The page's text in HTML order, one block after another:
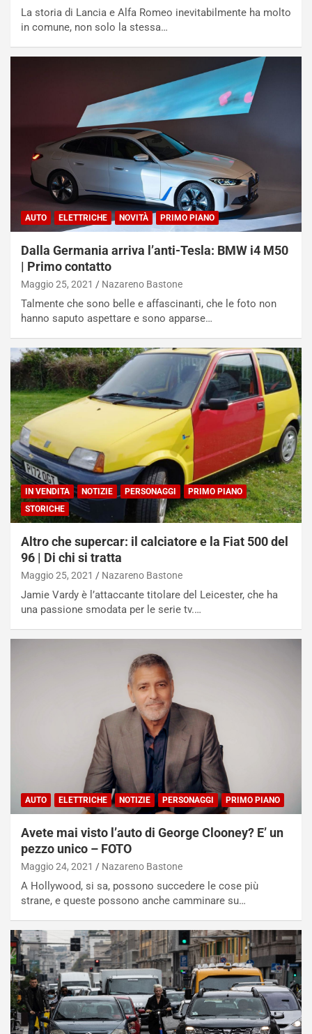
La storia di Lancia e Alfa Romeo inevitabilmente ha molto
in comune, non solo la stessa…
AUTO ELETTRICHE NOVITÀ PRIMO PIANO
Dalla Germania arriva l’anti-Tesla: BMW i4 M50
| Primo contatto
Maggio 25, 2021 Nazareno Bastone
Talmente che sono belle e affascinanti, che le foto non
hanno saputo aspettare e sono apparse…
IN VENDITA NOTIZIE PERSONAGGI
PRIMO PIANO
STORICHE
Altro che supercar: il calciatore e la Fiat 500 del
96 | Di chi si tratta
Maggio 25, 2021 Nazareno Bastone
Jamie Vardy è l’attaccante titolare del Leicester, che ha
una passione smodata per le serie tv.…
AUTO ELETTRICHE NOTIZIE PERSONAGGI PRIMO PIANO
Avete mai visto l’auto di George Clooney? E’ un
pezzo unico – FOTO
Maggio 24, 2021 Nazareno Bastone
A Hollywood, si sa, possono succedere le cose più
strane, e queste possono anche camminare su…